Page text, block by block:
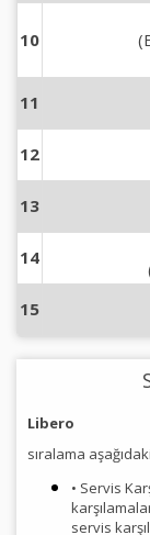
10
11
12
13
14
15
Libero
sıralama
• Servis
servis